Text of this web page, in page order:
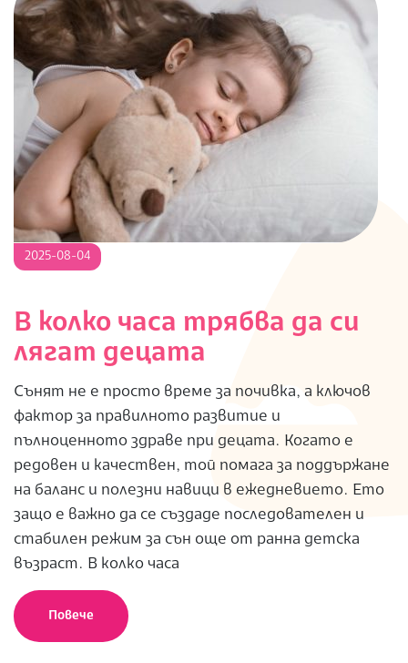
2025-
2025-08-04
В колко часа трябва да си
лягат децата
Сънят не е просто време за почивка, а ключов
фактор за правилното развитие и
пълноценното здраве при децата. Когато е
редовен и качествен, той помага за поддържане
на баланс и полезни навици в ежедневието. Ето
защо е важно да се създаде последователен и
стабилен режим за сън още от ранна детска
възраст. В колко часа
Повече